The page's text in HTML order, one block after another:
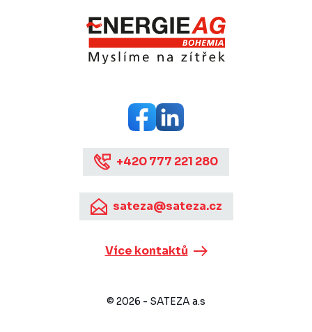
+420 777 221 280
sateza@sateza.cz
Více kontaktů
© 2026 - SATEZA a.s